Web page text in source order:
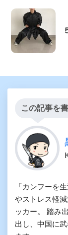
この記事を
「カンフーを
やストレス軽
ッカー。 踏み
出し、中国に